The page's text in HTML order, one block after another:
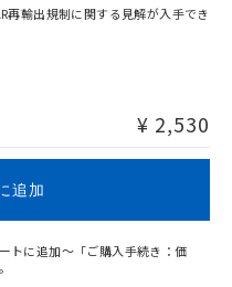
性があります。
再輸出規制に関する見解が入手でき
¥ 2,530
追加
トに追加～「ご購入手続き：価